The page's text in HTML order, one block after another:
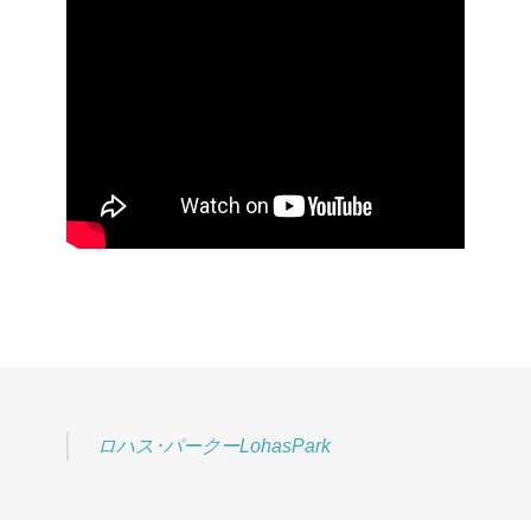
ロハス･パークーLohasPark